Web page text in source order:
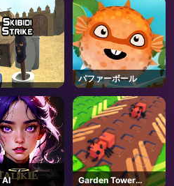
パファーボール
AI
Garden Tower